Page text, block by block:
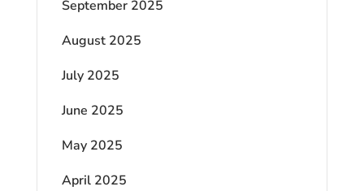
September 2025
August 2025
July 2025
June 2025
May 2025
April 2025